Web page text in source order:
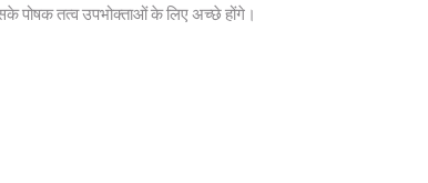
पोषक तत्व उपभोक्ताओं के लिए अच्छे होंगे।